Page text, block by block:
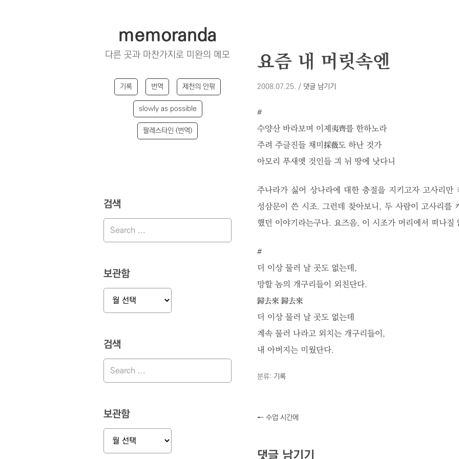
memoranda
다른 곳과 마찬가지로 미완의 메모
기록 번역
제천의 안팎
slowly as possible
팔레스타인 (번역)
요즘 내 머릿속엔
2008.07.25. / 댓글 남기기
#
수양산 바라보며 이제夷齊를 한하노라
주려 주글진들 채미採薇도 하난 것가
아모리 푸새엣 것인들 긔 뉘 땅에 낫다니
주나라가 싫어 상나라에 대한 충절을 지키고자 고사리
성삼문이 쓴 시조. 그런데 찾아보니, 두 사람이 고사리를
했던 이야기라는구나. 요즈음, 이 시조가 머리에서 떠나
#
더 이상 물러 날 곳도 없는데,
망할 놈의 개구리들이 외친단다.
歸去來 歸去來
더 이상 물러 날 곳도 없는데
계속 물러 나라고 외치는 개구리들이,
내 아버지는 미웠단다.
분류: 기록
←수업 시간에
검색
보관함
보
검색
보관함
보